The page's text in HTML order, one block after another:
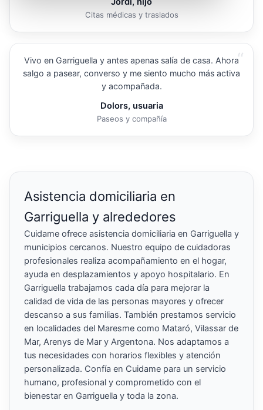
Citas médicas y traslados
“
Vivo en Garriguella y antes apenas salía de casa. Ahora
salgo a pasear, converso y me siento mucho más activa
y acompañada.
Dolors, usuaria
Paseos y compañía
Asistencia domiciliaria en
Garriguella y alrededores
Cuidame ofrece asistencia domiciliaria en Garriguella y
municipios cercanos. Nuestro equipo de cuidadoras
profesionales realiza acompañamiento en el hogar,
ayuda en desplazamientos y apoyo hospitalario. En
Garriguella trabajamos cada día para mejorar la
calidad de vida de las personas mayores y ofrecer
descanso a sus familias. También prestamos servicio
en localidades del Maresme como Mataró, Vilassar de
Mar, Arenys de Mar y Argentona. Nos adaptamos a
tus necesidades con horarios flexibles y atención
personalizada. Confía en Cuidame para un servicio
humano, profesional y comprometido con el
bienestar en Garriguella y toda la zona.